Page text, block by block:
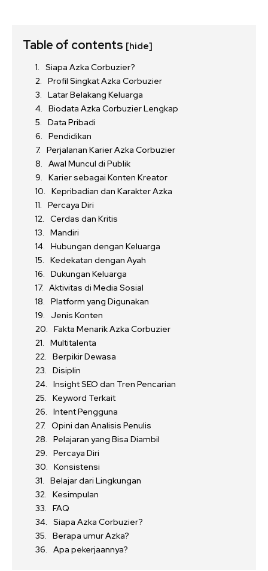
Table of contents [hide]
Siapa Azka Corbuzier?
Profil Singkat Azka Corbuzier
Latar Belakang Keluarga
Biodata Azka Corbuzier Lengkap
Data Pribadi
Pendidikan
Perjalanan Karier Azka Corbuzier
Awal Muncul di Publik
Karier sebagai Konten Kreator
Kepribadian dan Karakter Azka
Percaya Diri
Cerdas dan Kritis
Mandiri
Hubungan dengan Keluarga
Kedekatan dengan Ayah
Dukungan Keluarga
Aktivitas di Media Sosial
Platform yang Digunakan
Jenis Konten
Fakta Menarik Azka Corbuzier
Multitalenta
Berpikir Dewasa
Disiplin
Insight SEO dan Tren Pencarian
Keyword Terkait
Intent Pengguna
Opini dan Analisis Penulis
Pelajaran yang Bisa Diambil
Percaya Diri
Konsistensi
Belajar dari Lingkungan
Kesimpulan
FAQ
Siapa Azka Corbuzier?
Berapa umur Azka?
Apa pekerjaannya?